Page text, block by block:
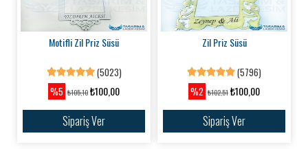
Motifli Zil Priz Süsü
(5023)
%5 ₺105,10 ₺100,00
Sipariş Ver
Zil Priz Süsü
(5796)
%2 ₺102,51 ₺100,00
Sipariş Ver